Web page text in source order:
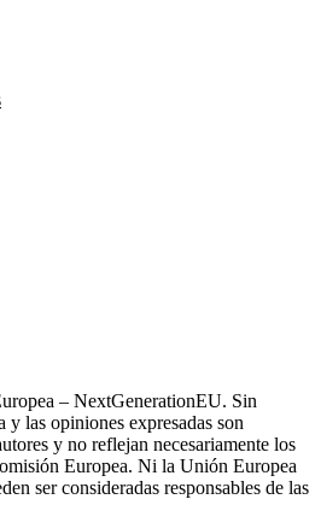
– NextGenerationEU. Sin
y las opiniones expresadas son
y no reflejan necesariamente los
Europea. Ni la Unión Europea
ser consideradas responsables de las